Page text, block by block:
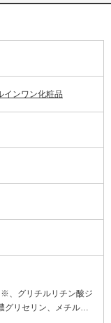
インワン化粧品
、グリチルリチン酸ジ
リセリン、メチルポ